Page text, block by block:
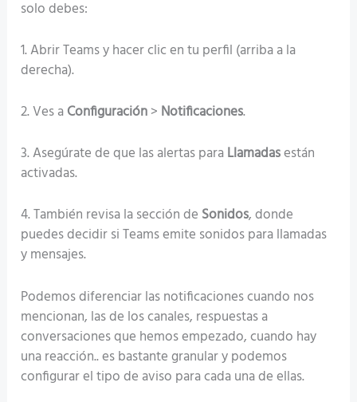
solo debes:
1. Abrir Teams y hacer clic en tu perfil (arriba a la
derecha).
2. Ves aConfiguración> Notificaciones.
3. Asegúrate de que las alertas paraLlamadasestán
activadas.
4. También revisa la sección de Sonidos, donde
puedes decidir si Teams emite sonidos para llamadas
y mensajes.
Podemos diferenciar las notificaciones cuando nos
mencionan, las de los canales, respuestas a
conversaciones que hemos empezado, cuando hay
una reacción.. es bastante granular y podemos
configurar el tipo de aviso para cada una de ellas.